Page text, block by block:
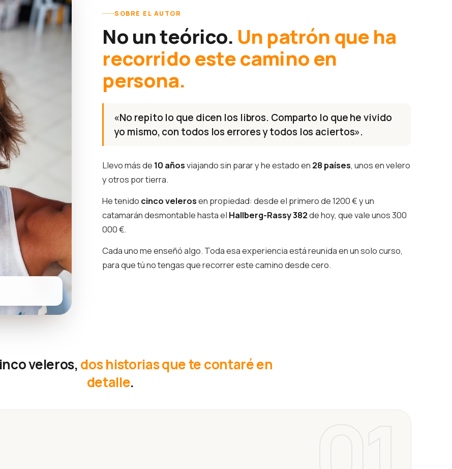
SOBRE EL AUTOR
No un teórico. Un patrón que ha
recorrido este camino en
persona.
«No repito lo que dicen los libros. Comparto lo que he vivido
yo mismo, con todos los errores y todos los aciertos».
Llevo más de 10 añosviajando sin parar y he estado en 28 países, unos en velero
y otros por tierra.
He tenido cinco velerosen propiedad: desde el primero de 1200 € y un
catamarán desmontable hasta el Hallberg-Rassy 382de hoy, que vale unos 300
000 €.
Cada uno me enseñó algo. Toda esa experiencia está reunida en un solo curso,
para que tú no tengas que recorrer este camino desde cero.
veleros,dos historias que te contaré en
detalle.